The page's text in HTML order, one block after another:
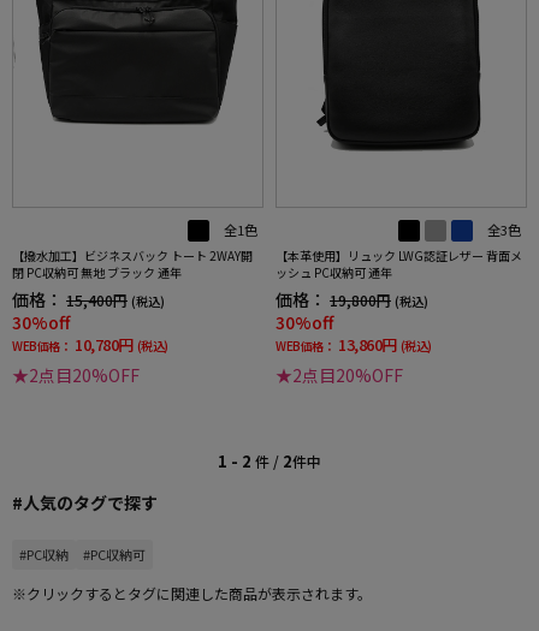
全1色
【撥水加工】ビジネスバック トート 2WAY開
閉 PC収納可 無地 ブラック 通年
価格： 15,400円 (税込)
30%off
WEB価格： 10,780円 (税込)
★2点目20%OFF
全3色
【本革使用】リュック LWG認証レザー 背面メ
ッシュ PC収納可 通年
価格： 19,800円 (税込)
30%off
WEB価格： 13,860円 (税込)
★2点目20%OFF
1 - 2 件 / 2件中
#人気のタグで探す
#PC収納 #PC収納可
※クリックするとタグに関連した商品が表示されます。